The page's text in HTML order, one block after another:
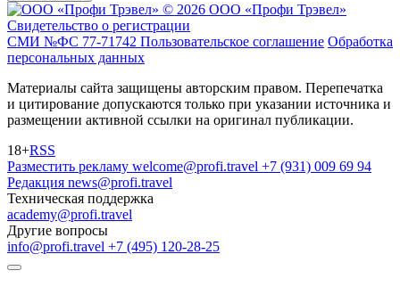
© 2026 ООО «Профи Трэвeл»
Свидетельство о регистрации
СМИ №ФС 77-71742 Пользовательское соглашение Обработка
персональных данных
Материалы сайта защищены авторским правом. Перепечатка
и цитирование допускаются только при указании источника и
размещении активной ссылки на оригинал публикации.
18+RSS
Разместить рекламу welcome@profi.travel +7 (931) 009 69 94
Редакция news@profi.travel
Техническая поддержка
academy@profi.travel
Другие вопросы
info@profi.travel +7 (495) 120-28-25